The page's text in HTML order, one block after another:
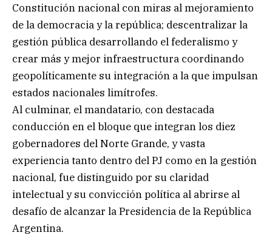
Constitución nacional con miras al mejoramiento
de la democracia y la república; descentralizar la
gestión pública desarrollando el federalismo y
crear más y mejor infraestructura coordinando
geopolíticamente su integración a la que impulsan
estados nacionales limítrofes.
Al culminar, el mandatario, con destacada
conducción en el bloque que integran los diez
gobernadores del Norte Grande, y vasta
experiencia tanto dentro del PJ como en la gestión
nacional, fue distinguido por su claridad
intelectual y su convicción política al abrirse al
desafío de alcanzar la Presidencia de la República
Argentina.